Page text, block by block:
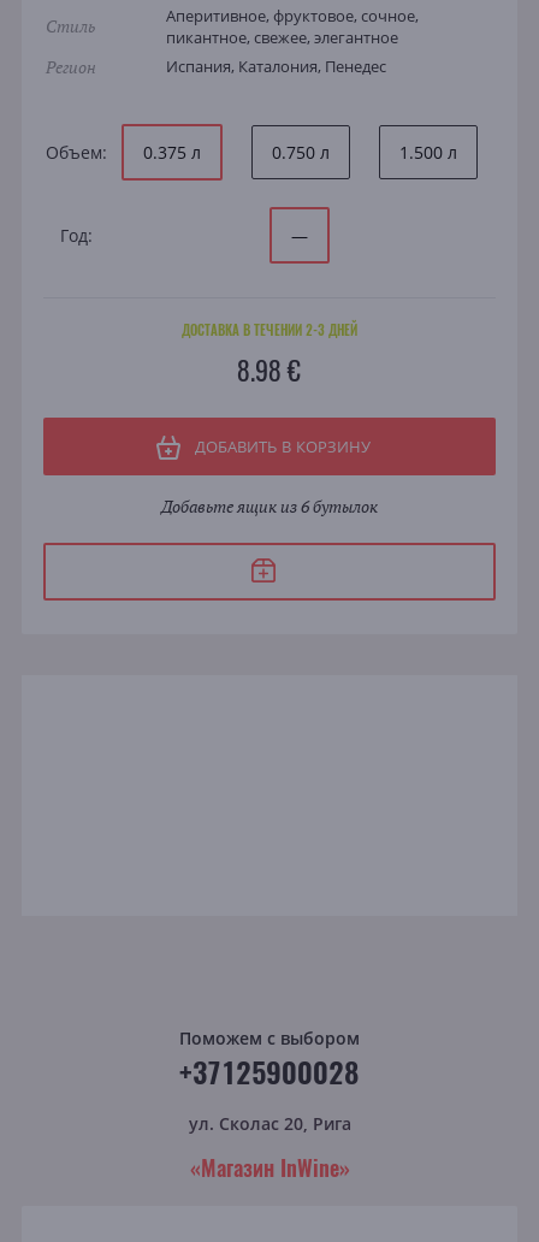
Стиль
Аперитивное, фруктовое, сочное,
пикантное, свежее, элегантное
Регион Испания, Каталония, Пенедес
Объем: 0.375 л 0.750 л 1.500 л
Год: —
ДОСТАВКА В ТЕЧЕНИИ 2-3 ДНЕЙ
8.98 €
ДОБАВИТЬ В КОРЗИНУ
Добавьте ящик из 6 бутылок
Поможем с выбором
+37125900028
ул. Сколас 20, Рига
«Магазин InWine»